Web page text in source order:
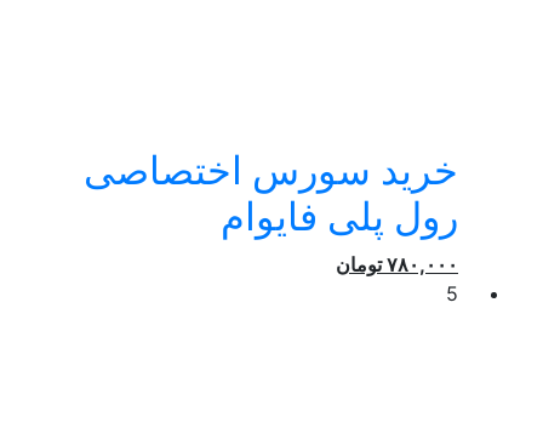
خرید سورس اختصاصی
رول پلی فایوام
۷۸۰,۰۰۰ تومان
5